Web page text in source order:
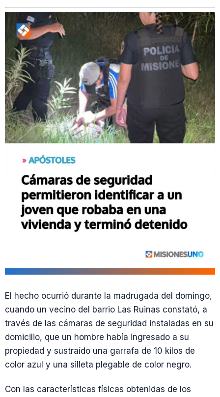
El hecho ocurrió durante la madrugada del domingo,
cuando un vecino del barrio Las Ruinas constató, a
través de las cámaras de seguridad instaladas en su
domicilio, que un hombre había ingresado a su
propiedad y sustraído una garrafa de 10 kilos de
color azul y una silleta plegable de color negro.
Con las características físicas obtenidas de los